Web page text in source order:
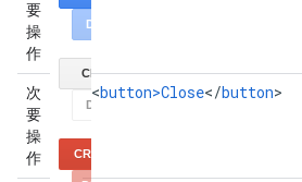
要
操
作
次
要
操
作
<button>Close</button>